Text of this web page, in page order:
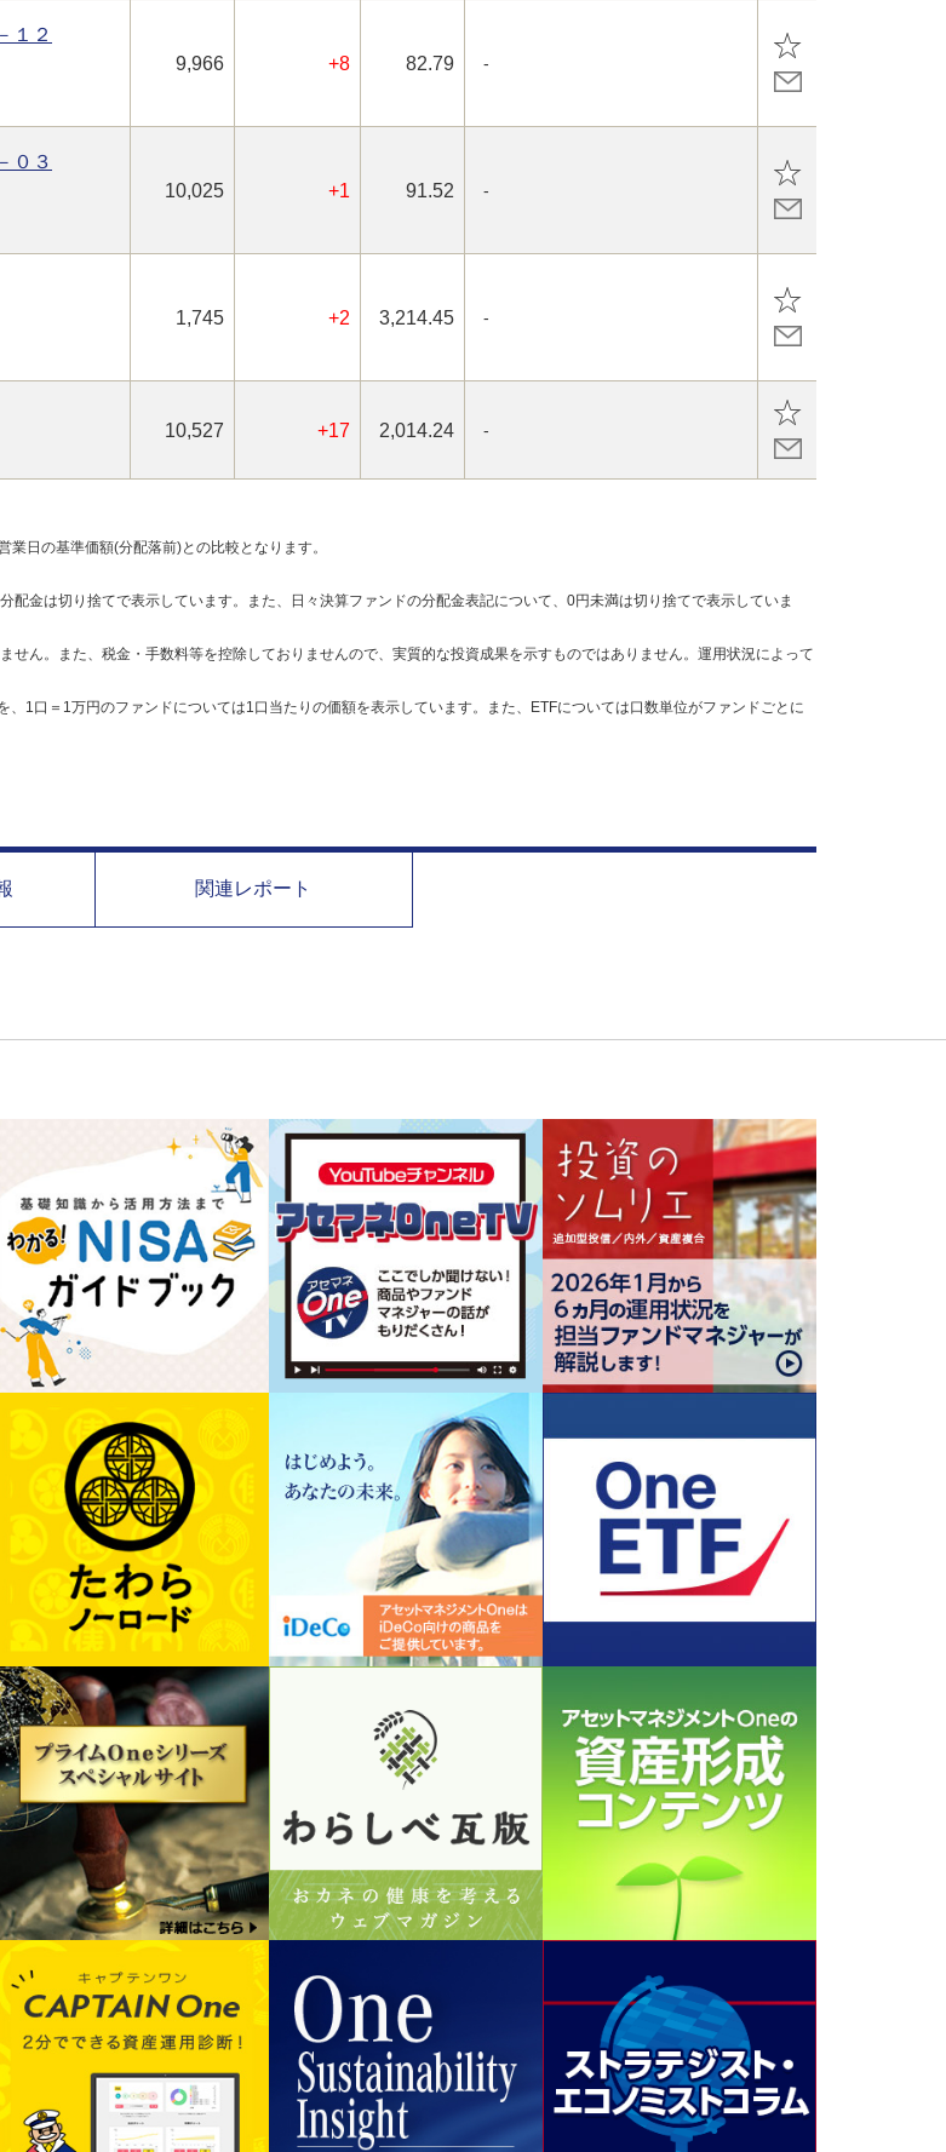
１２
9,966 +8 82.79 -
０３
10,025 +1 91.52 -
1,745 +2 3,214.45 -
10,527 +17 2,014.24 -
日の基準価額(分配落前)との比較となります。
金は切り捨てで表示しています。また、日々決算ファンドの分配金表記について、0円未満は切り捨てで表示していま
ん。また、税金・手数料等を控除しておりませんので、実質的な投資成果を示すものではありません。運用状況によって
1口＝1万円のファンドについては1口当たりの価額を表示しています。また、ETFについては口数単位がファンドごとに
関連レポート